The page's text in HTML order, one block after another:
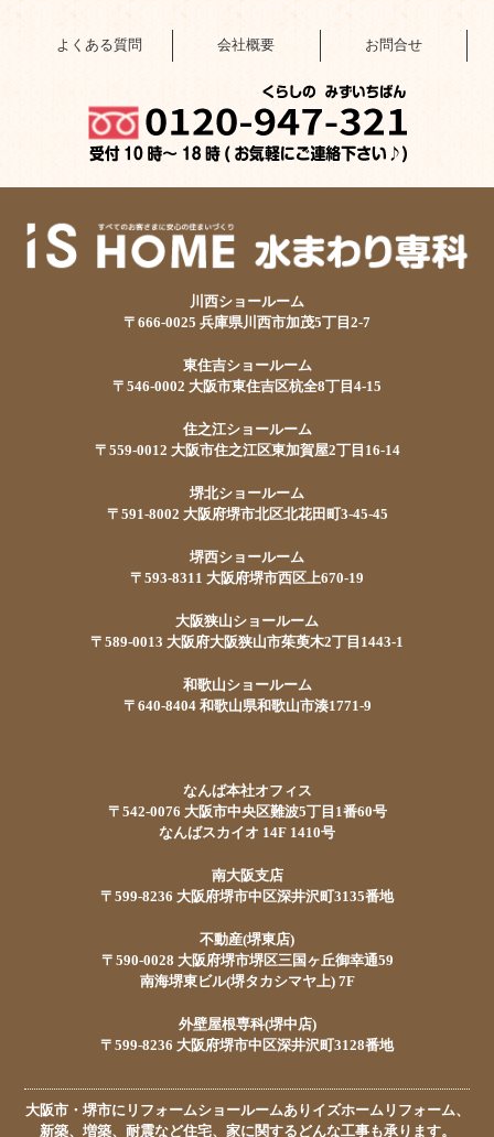
よくある質問 会社概要 お問合せ
川西ショールーム
〒666-0025 兵庫県川西市加茂5丁目2-7
東住吉ショールーム
〒546-0002 大阪市東住吉区杭全8丁目4-15
住之江ショールーム
〒559-0012 大阪市住之江区東加賀屋2丁目16-14
堺北ショールーム
〒591-8002 大阪府堺市北区北花田町3-45-45
堺西ショールーム
〒593-8311 大阪府堺市西区上670-19
大阪狭山ショールーム
〒589-0013 大阪府大阪狭山市茱萸木2丁目1443-1
和歌山ショールーム
〒640-8404 和歌山県和歌山市湊1771-9
なんば本社オフィス
〒542-0076 大阪市中央区難波5丁目1番60号
なんばスカイオ 14F 1410号
南大阪支店
〒599-8236 大阪府堺市中区深井沢町3135番地
不動産(堺東店)
〒590-0028 大阪府堺市堺区三国ヶ丘御幸通59
南海堺東ビル(堺タカシマヤ上) 7F
外壁屋根専科(堺中店)
〒599-8236 大阪府堺市中区深井沢町3128番地
大阪市・堺市にリフォームショールームありイズホームリフォーム、
新築、増築、耐震など住宅、家に関するどんな工事も承ります。